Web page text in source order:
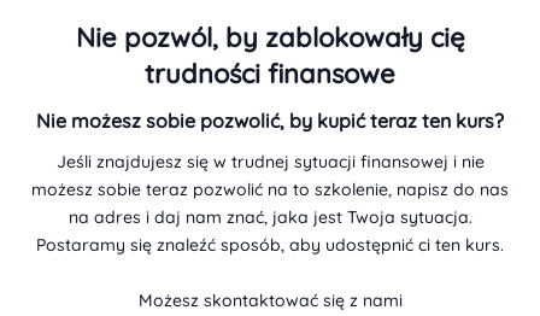
Nie pozwól, by zablokowały cię
trudności finansowe
Nie możesz sobie pozwolić, by kupić teraz ten kurs?
Jeśli znajdujesz się w trudnej sytuacji finansowej i nie
możesz sobie teraz pozwolić na to szkolenie, napisz do nas
na adres i daj nam znać, jaka jest Twoja sytuacja.
Postaramy się znaleźć sposób, aby udostępnić ci ten kurs.
Możesz skontaktować się z nami